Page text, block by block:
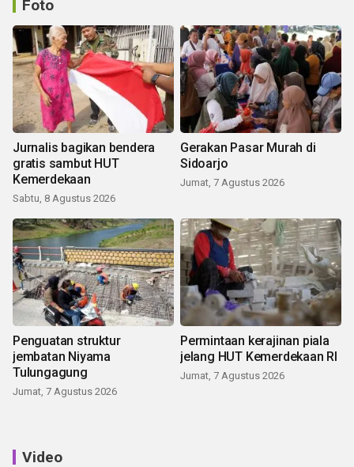
Foto
Jurnalis bagikan bendera
gratis sambut HUT
Kemerdekaan
Sabtu, 8 Agustus 2026
Gerakan Pasar Murah di
Sidoarjo
Jumat, 7 Agustus 2026
Penguatan struktur
jembatan Niyama
Tulungagung
Jumat, 7 Agustus 2026
Permintaan kerajinan piala
jelang HUT Kemerdekaan RI
Jumat, 7 Agustus 2026
Video